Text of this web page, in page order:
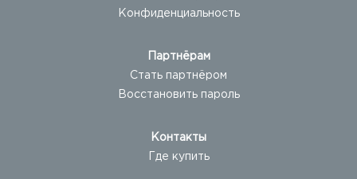
Конфиденциальность
Партнёрам
Стать партнёром
Восстановить пароль
Контакты
Где купить